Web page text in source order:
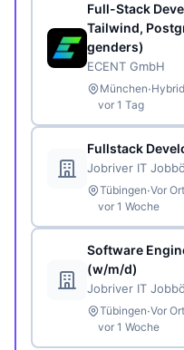
Full-Stack
Tailwind,
genders)
ECENT GmbH
München·Hybrid
vor 1 Tag
Fullstack
Jobriver IT
Tübingen·Vor Ort
vor 1 Woche
Software
(w/m/d)
Jobriver IT
Tübingen·Vor Ort
vor 1 Woche